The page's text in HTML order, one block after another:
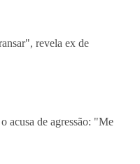
revela ex de